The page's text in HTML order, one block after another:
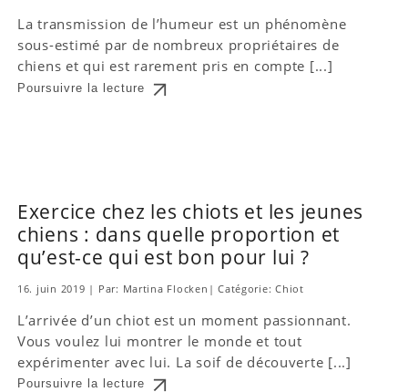
La transmission de l’humeur est un phénomène
sous-estimé par de nombreux propriétaires de
chiens et qui est rarement pris en compte [...]
Poursuivre la lecture
Exercice chez les chiots et les jeunes
chiens : dans quelle proportion et
qu’est-ce qui est bon pour lui ?
16. juin 2019 | Par: Martina Flocken | Catégorie:Chiot
L’arrivée d’un chiot est un moment passionnant.
Vous voulez lui montrer le monde et tout
expérimenter avec lui. La soif de découverte [...]
Poursuivre la lecture